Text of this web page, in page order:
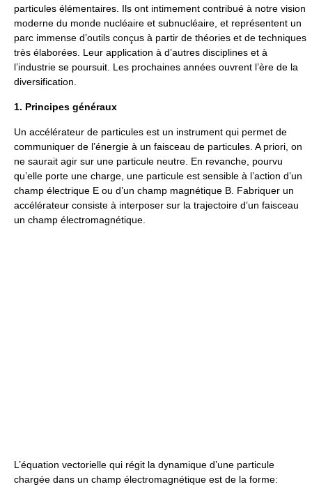
particules élémentaires. Ils ont intimement contribué à notre vision
moderne du monde nucléaire et subnucléaire, et représentent un
parc immense d’outils conçus à partir de théories et de techniques
très élaborées. Leur application à d’autres disciplines et à
l’industrie se poursuit. Les prochaines années ouvrent l’ère de la
diversification.
1. Principes généraux
Un accélérateur de particules est un instrument qui permet de
communiquer de l’énergie à un faisceau de particules. A priori, on
ne saurait agir sur une particule neutre. En revanche, pourvu
qu’elle porte une charge, une particule est sensible à l’action d’un
champ électrique E ou d’un champ magnétique B. Fabriquer un
accélérateur consiste à interposer sur la trajectoire d’un faisceau
un champ électromagnétique.
L’équation vectorielle qui régit la dynamique d’une particule
chargée dans un champ électromagnétique est de la forme: